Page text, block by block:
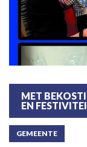
MET
EN
GEMEENTE